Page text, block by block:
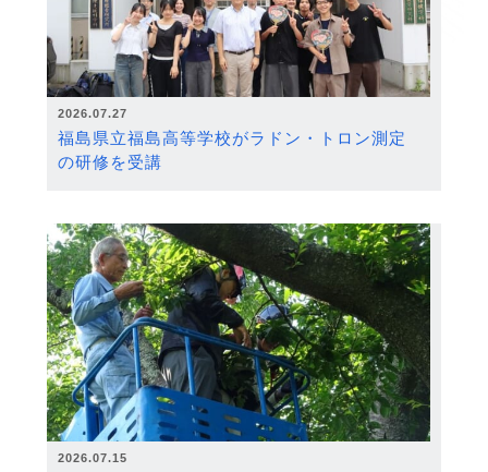
2026.07.27
福島県立福島高等学校がラドン・トロン測定
の研修を受講
2026.07.15